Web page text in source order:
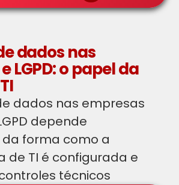
dados nas
LGPD: o papel da
dados nas empresas
depende
forma como a
de TI é configurada e
técnicos